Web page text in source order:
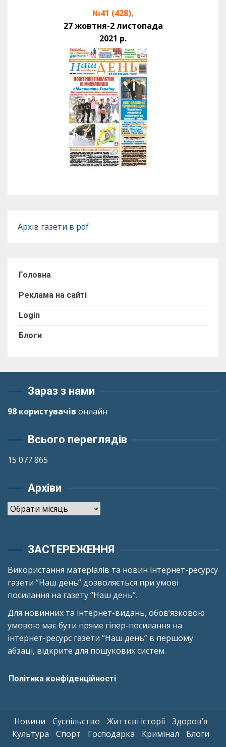
№41 (428),
27 жовтня-2 листопада
2021 р.
Архів газети в pdf
Головна
Реклама на сайті
Login
Блоги
Зараз з нами
98 користувачів онлайн
Всього переглядів
15 077 865
Архіви
Архіви
ЗАСТЕРЕЖЕННЯ
Використання матеріалів та новин інтернет-ресурсу
газети “Наш день” дозволяється при умові
посилання на газету “Наш день”.
Для новинних та інтернет-видань, обов’язковою
умовою має бути пряме гіпер-посилання на
інтернет-ресурс газети “Наш день” в першому
абзаці, відкрите для пошукових систем.
Політика конфіденційності
Новини Суспільство Життєві історії
Здоров’я
Культура
Спорт Господарка Кримінал Блоги